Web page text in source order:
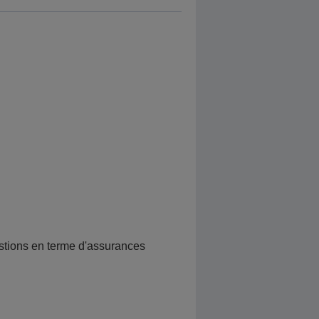
au travers des contrats:
en terme d'assurances